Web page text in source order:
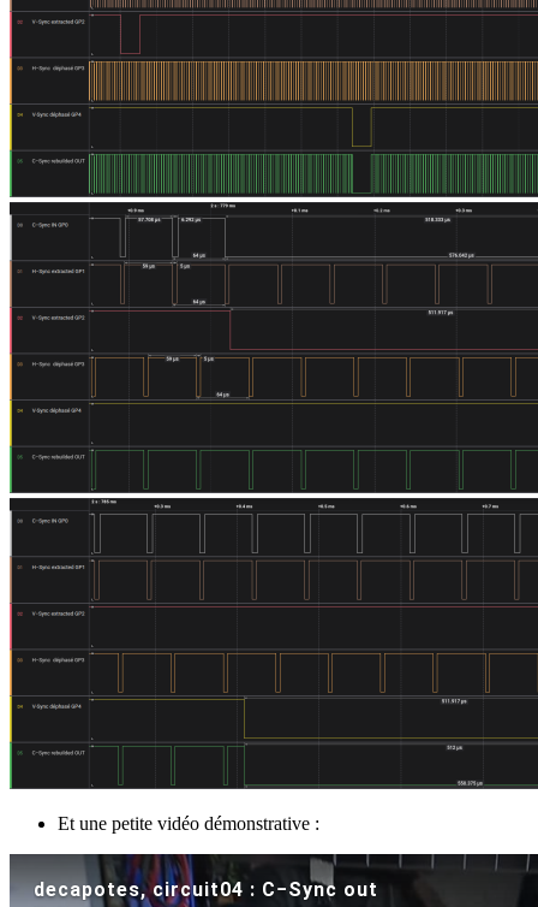
Et une petite vidéo démonstrative :